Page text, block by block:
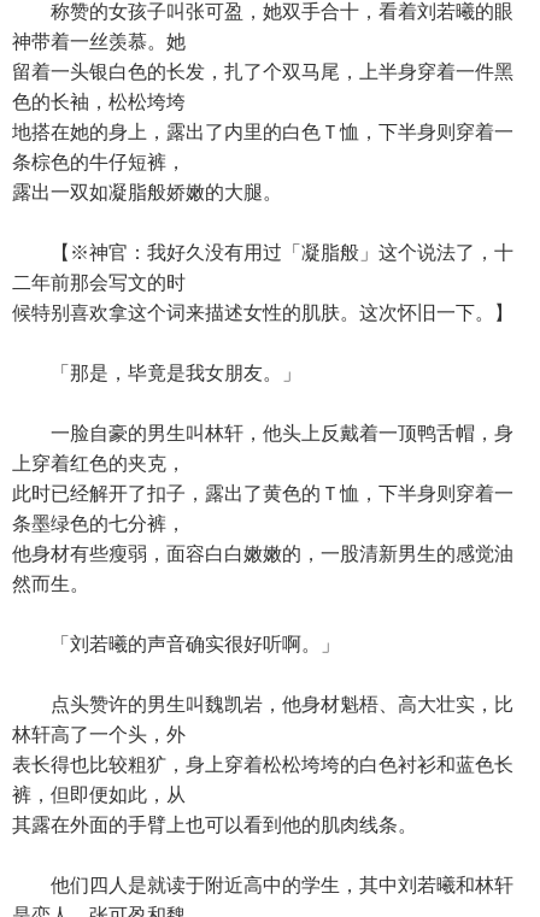
称赞的女孩子叫张可盈，她双手合十，看着刘若曦的眼
神带着一丝羡慕。她
留着一头银白色的长发，扎了个双马尾，上半身穿着一件黑
色的长袖，松松垮垮
地搭在她的身上，露出了内里的白色Ｔ恤，下半身则穿着一
条棕色的牛仔短裤，
露出一双如凝脂般娇嫩的大腿。
【※神官：我好久没有用过「凝脂般」这个说法了，十
二年前那会写文的时
候特别喜欢拿这个词来描述女性的肌肤。这次怀旧一下。】
「那是，毕竟是我女朋友。」
一脸自豪的男生叫林轩，他头上反戴着一顶鸭舌帽，身
上穿着红色的夹克，
此时已经解开了扣子，露出了黄色的Ｔ恤，下半身则穿着一
条墨绿色的七分裤，
他身材有些瘦弱，面容白白嫩嫩的，一股清新男生的感觉油
然而生。
「刘若曦的声音确实很好听啊。」
点头赞许的男生叫魏凯岩，他身材魁梧、高大壮实，比
林轩高了一个头，外
表长得也比较粗犷，身上穿着松松垮垮的白色衬衫和蓝色长
裤，但即便如此，从
其露在外面的手臂上也可以看到他的肌肉线条。
他们四人是就读于附近高中的学生，其中刘若曦和林轩